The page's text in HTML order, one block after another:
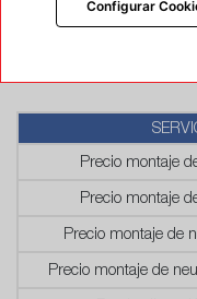
Precios
Precio montaje
Precio montaje
Precio montaje de
Precio montaje de
Configurar